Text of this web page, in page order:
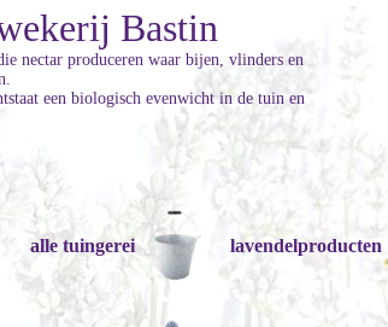
Bastin
nectar produceren waar bijen, vlinders en
een biologisch evenwicht in de tuin en
alle tuingerei lavendelproducten